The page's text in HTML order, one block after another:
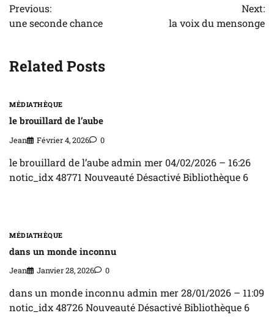
de
Previous:
une seconde chance
Next:
la voix du mensonge
Related Posts
MÉDIATHÈQUE
le brouillard de l’aube
Jean Février 4, 2026 0
le brouillard de l’aube admin mer 04/02/2026 – 16:26
notic_idx 48771 Nouveauté Désactivé Bibliothèque 6
MÉDIATHÈQUE
dans un monde inconnu
Jean Janvier 28, 2026 0
dans un monde inconnu admin mer 28/01/2026 – 11:09
notic_idx 48726 Nouveauté Désactivé Bibliothèque 6